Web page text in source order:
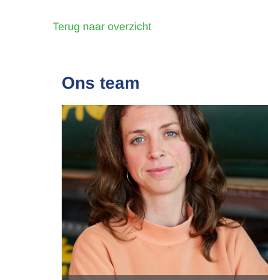
Terug naar overzicht
Ons team